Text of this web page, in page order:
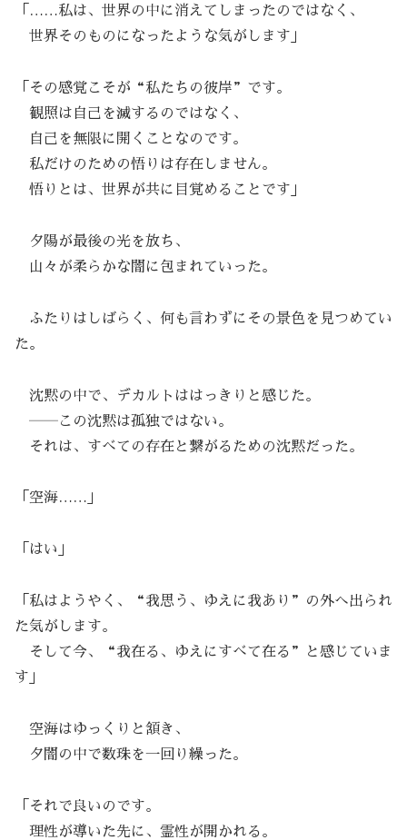
「……私は、世界の中に消えてしまったのではなく、
世界そのものになったような気がします」
「その感覚こそが“私たちの彼岸”です。
観照は自己を滅するのではなく、
自己を無限に開くことなのです。
私だけのための悟りは存在しません。
悟りとは、世界が共に目覚めることです」
夕陽が最後の光を放ち、
山々が柔らかな闇に包まれていった。
ふたりはしばらく、何も言わずにその景色を見つめてい
た。
沈黙の中で、デカルトははっきりと感じた。
――この沈黙は孤独ではない。
それは、すべての存在と繋がるための沈黙だった。
「空海……」
「はい」
「私はようやく、“我思う、ゆえに我あり”の外へ出られ
た気がします。
そして今、“我在る、ゆえにすべて在る”と感じていま
す」
空海はゆっくりと頷き、
夕闇の中で数珠を一回り繰った。
「それで良いのです。
理性が導いた先に、霊性が開かれる。